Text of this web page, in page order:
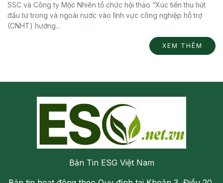
SSC và Công ty Mộc Nhiên tổ chức hội thảo “Xúc tiến thu hút
đầu tư trong và ngoài nước vào lĩnh vực công nghiệp hỗ trợ
(CNHT) hướng...
XEM THÊM
Bản Tin ESG Việt Nam